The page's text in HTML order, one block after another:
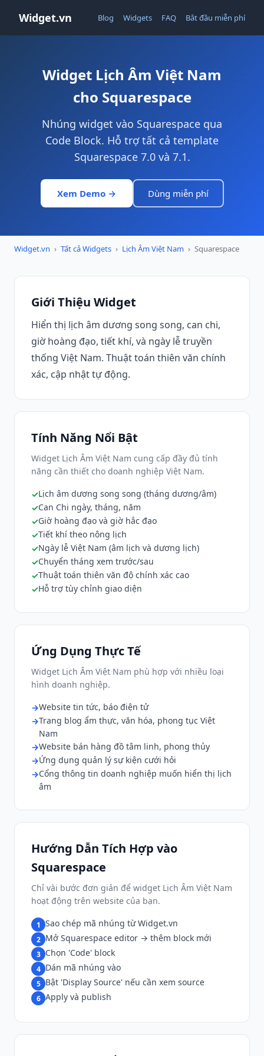
Widget.vn Blog Widgets FAQ Bắt đầu miễn phí
Widget Lịch Âm Việt Nam
cho Squarespace
Nhúng widget vào Squarespace qua
Code Block. Hỗ trợ tất cả template
Squarespace 7.0 và 7.1.
Xem Demo → Dùng miễn phí
Widget.vn › Tất cả Widgets › Lịch Âm Việt Nam › Squarespace
Giới Thiệu Widget
Hiển thị lịch âm dương song song, can chi,
giờ hoàng đạo, tiết khí, và ngày lễ truyền
thống Việt Nam. Thuật toán thiên văn chính
xác, cập nhật tự động.
Tính Năng Nổi Bật
Widget Lịch Âm Việt Nam cung cấp đầy đủ tính
năng cần thiết cho doanh nghiệp Việt Nam.
Lịch âm dương song song (tháng dương/âm)
Can Chi ngày, tháng, năm
Giờ hoàng đạo và giờ hắc đạo
Tiết khí theo nông lịch
Ngày lễ Việt Nam (âm lịch và dương lịch)
Chuyển tháng xem trước/sau
Thuật toán thiên văn độ chính xác cao
Hỗ trợ tùy chỉnh giao diện
Ứng Dụng Thực Tế
Widget Lịch Âm Việt Nam phù hợp với nhiều loại
hình doanh nghiệp.
Website tin tức, báo điện tử
Trang blog ẩm thực, văn hóa, phong tục Việt
Nam
Website bán hàng đồ tâm linh, phong thủy
Ứng dụng quản lý sự kiện cưới hỏi
Cổng thông tin doanh nghiệp muốn hiển thị lịch
âm
Hướng Dẫn Tích Hợp vào
Squarespace
Chỉ vài bước đơn giản để widget Lịch Âm Việt Nam
hoạt động trên website của bạn.
1 Sao chép mã nhúng từ Widget.vn
2 Mở Squarespace editor → thêm block mới
3 Chọn 'Code' block
4 Dán mã nhúng vào
5 Bật 'Display Source' nếu cần xem source
6 Apply và publish